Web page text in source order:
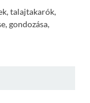
talajtakarók,
gondozása,